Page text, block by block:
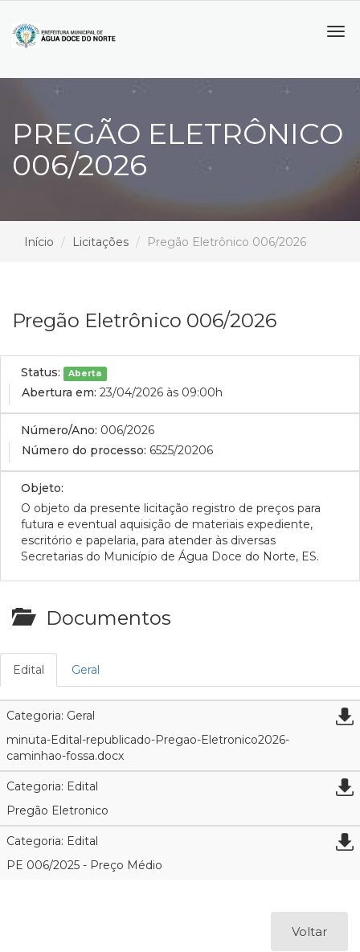
PREGÃO ELETRÔNICO
006/2026
Início Licitações Pregão Eletrônico 006/2026
Pregão Eletrônico 006/2026
Status: Aberta
Abertura em: 23/04/2026 às 09:00h
Número/Ano: 006/2026
Número do processo: 6525/20206
Objeto:
O objeto da presente licitação registro de preços para
futura e eventual aquisição de materiais expediente,
escritório e papelaria, para atender às diversas
Secretarias do Município de Água Doce do Norte, ES.
Documentos
Edital Geral
Categoria: Geral
minuta-Edital-republicado-Pregao-Eletronico2026-
caminhao-fossa.docx
Categoria: Edital
Pregão Eletronico
Categoria: Edital
PE 006/2025 - Preço Médio
Voltar